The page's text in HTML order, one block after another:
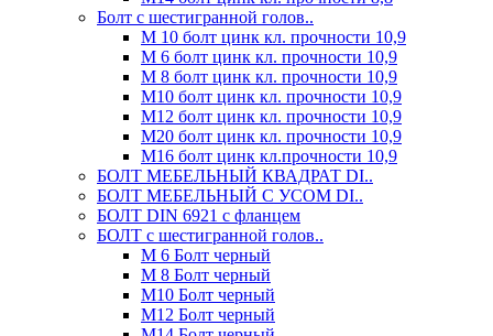
Болт с шестигранной голов..
М 10 болт цинк кл. прочности 10,9
М 6 болт цинк кл. прочности 10,9
М 8 болт цинк кл. прочности 10,9
М10 болт цинк кл. прочности 10,9
М12 болт цинк кл. прочности 10,9
М20 болт цинк кл. прочности 10,9
М16 болт цинк кл.прочности 10,9
БОЛТ МЕБЕЛЬНЫЙ КВАДРАТ DI..
БОЛТ МЕБЕЛЬНЫЙ С УСОМ DI..
БОЛТ DIN 6921 c фланцем
БОЛТ с шестигранной голов..
М 6 Болт черный
М 8 Болт черный
М10 Болт черный
М12 Болт черный